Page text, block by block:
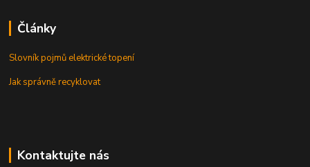
Články
Slovník pojmů elektrické topení
Jak správně recyklovat
Kontaktujte nás